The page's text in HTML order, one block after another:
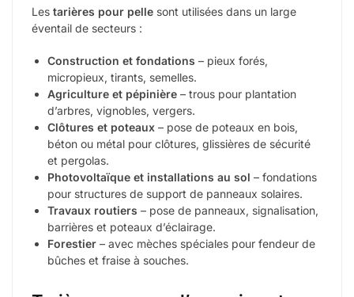
Les tarières pour pelle sont utilisées dans un large
éventail de secteurs :
Construction et fondations – pieux forés,
micropieux, tirants, semelles.
Agriculture et pépinière – trous pour plantation
d’arbres, vignobles, vergers.
Clôtures et poteaux – pose de poteaux en bois,
béton ou métal pour clôtures, glissières de sécurité
et pergolas.
Photovoltaïque et installations au sol – fondations
pour structures de support de panneaux solaires.
Travaux routiers – pose de panneaux, signalisation,
barrières et poteaux d’éclairage.
Forestier – avec mèches spéciales pour fendeur de
bûches et fraise à souches.